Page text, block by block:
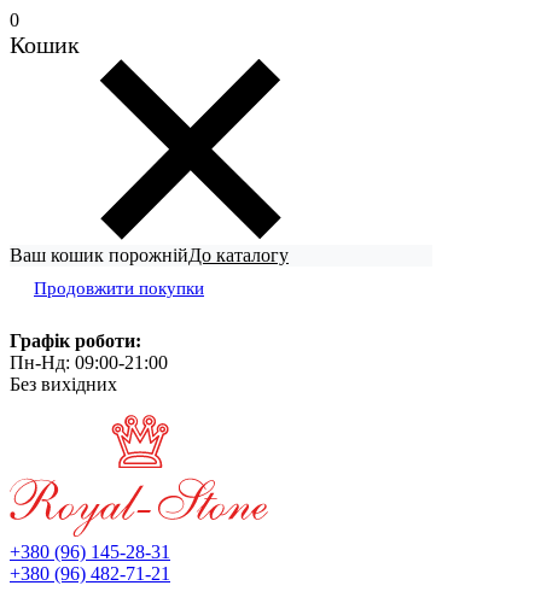
0
Кошик
Ваш кошик порожнійДо каталогу
Продовжити покупки
Графік роботи:
Пн-Нд: 09:00-21:00
Без вихідних
+380 (96) 145-28-31
+380 (96) 482-71-21